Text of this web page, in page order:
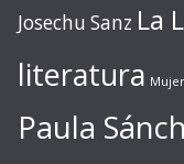
Josechu Sanz La
literatura
Paula